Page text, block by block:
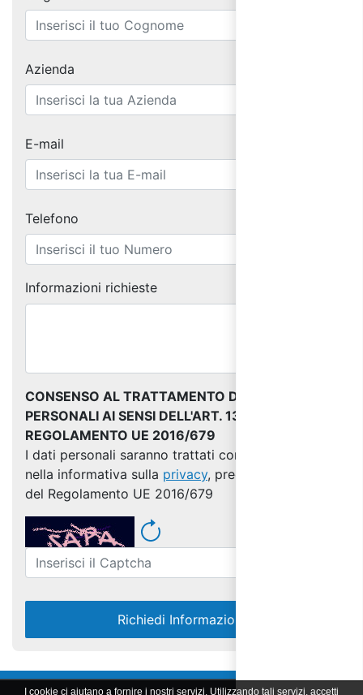
Azienda
E-mail
Telefono
Informazioni richieste
CONSENSO AL TRATTAMENTO DEI DATI
PERSONALI AI SENSI DELL'ART. 13 DEL
REGOLAMENTO UE 2016/679
I dati personali saranno trattati come indicato
nella informativa sulla privacy, predisposta ai sensi
del Regolamento UE 2016/679
Richiedi Informazioni
I cookie ci aiutano a fornire i nostri servizi. Utilizzando tali servizi, accetti